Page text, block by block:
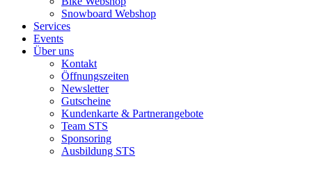
Snowboard Webshop
Services
Events
Über uns
Kontakt
Öffnungszeiten
Newsletter
Gutscheine
Kundenkarte & Partnerangebote
Team STS
Sponsoring
Ausbildung STS